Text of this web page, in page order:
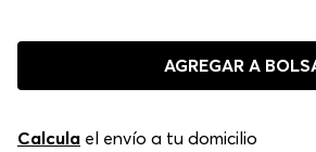
AGREGAR A
Calcula el envío a tu domicilio